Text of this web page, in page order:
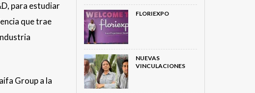
para estudiar
que trae
Group a la
FLORIEXPO
NUEVAS
VINCULACIONES